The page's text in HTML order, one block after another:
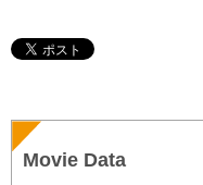
Movie Data